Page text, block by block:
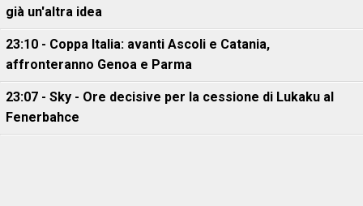
già un'altra idea
23:10 - Coppa Italia: avanti Ascoli e Catania,
affronteranno Genoa e Parma
23:07 - Sky - Ore decisive per la cessione di Lukaku al
Fenerbahce